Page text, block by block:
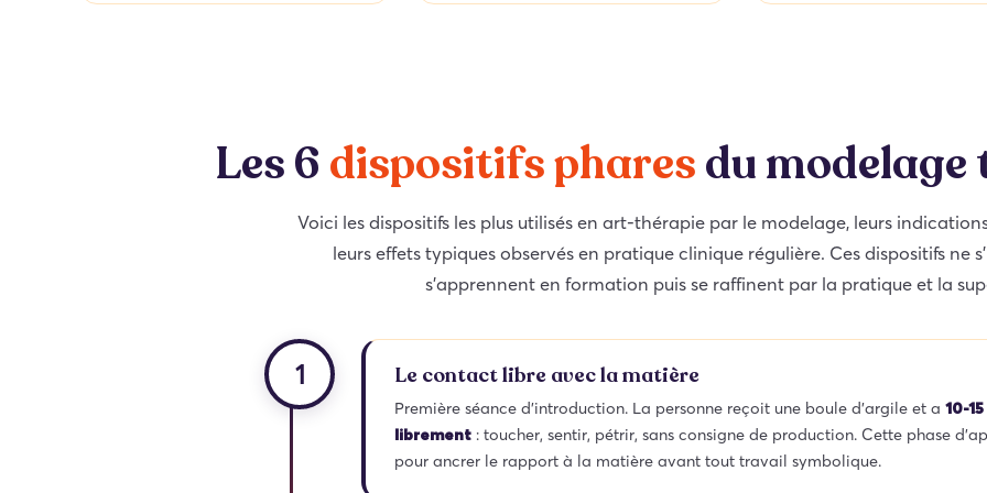
Les 6 dispositifs pharesdu
Voici les dispositifs les plus utilisés en art-thérapie par le modelage, leurs
leurs effets typiques observés en pratique clinique régulière. Ces dispositifs ne
s’apprennent en formation puis se raffinent par la pratique et la
1 Le contact libre avec la matière
Première séance d’introduction. La personne reçoit une boule d’argile et a 10-
librement : toucher, sentir, pétrir, sans consigne de production. Cette phase
pour ancrer le rapport à la matière avant tout travail symbolique.